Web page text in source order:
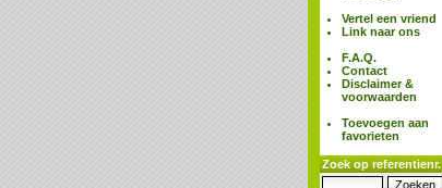
Vertel een vriend
Link naar ons
F.A.Q.
Contact
Disclaimer &
voorwaarden
Toevoegen aan
favorieten
Zoek op referentienr.